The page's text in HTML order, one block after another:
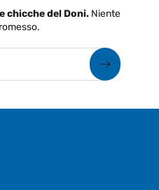
chicche del Doni. Niente